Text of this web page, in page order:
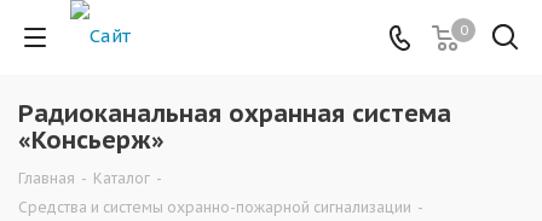
0
Радиоканальная охранная система
«Консьерж»
Главная - Каталог -
Средства и системы охранно-пожарной сигнализации -